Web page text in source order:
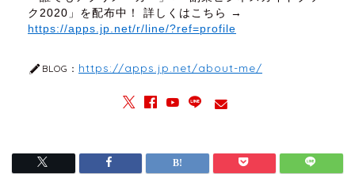
ク2020」を配布中！ 詳しくはこちら →
https://apps.jp.net/r/line/?ref=profile
BLOG： https://apps.jp.net/about-me/